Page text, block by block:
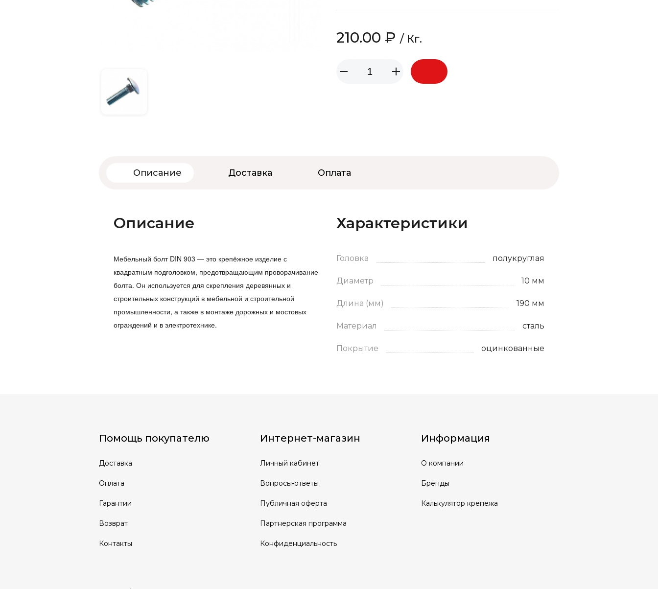
210.00 ₽ / Кг.
Описание Доставка Оплата
Описание
Мебельный болт DIN 903 — это крепёжное изделие с
квадратным подголовком, предотвращающим проворачивание
болта. Он используется для скрепления деревянных и
строительных конструкций в мебельной и строительной
промышленности, а также в монтаже дорожных и мостовых
ограждений и в электротехнике.
Характеристики
Головка полукруглая
Диаметр 10 мм
Длина (мм) 190 мм
Материал сталь
Покрытие оцинкованные
Помощь покупателю
Доставка
Оплата
Гарантии
Возврат
Контакты
Интернет-магазин
Личный кабинет
Вопросы-ответы
Публичная оферта
Партнерская программа
Конфиденциальность
Информация
О компании
Бренды
Калькулятор крепежа